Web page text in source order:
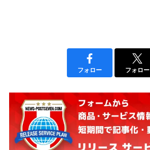
フォロー フォロー